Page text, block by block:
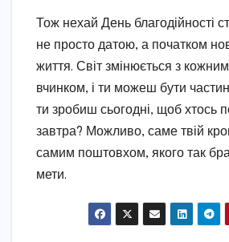
Тож нехай День благодійності
не просто датою, а початком
життя. Світ змінюється з
вчинком, і ти можеш бути
ти зробиш сьогодні, щоб хтось
завтра? Можливо, саме твій
самим поштовхом, якого так
мети.